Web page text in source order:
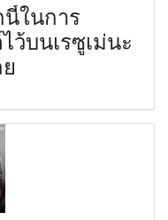
ในการ
ว้บนเรซูเม่นะ